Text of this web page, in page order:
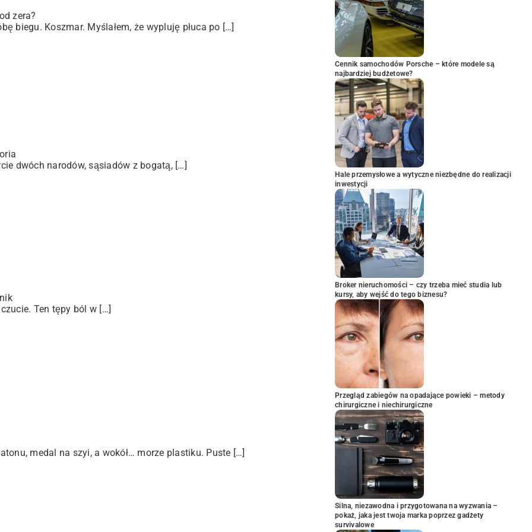
zera?
biegu. Koszmar. Myślałem, że wypluję płuca po […]
dwóch narodów, sąsiadów z bogatą, […]
Ten tępy ból w […]
medal na szyi, a wokół… morze plastiku. Puste […]
Cennik samochodów Porsche – które modele są
najbardziej budżetowe?
Hale przemysłowe a wytyczne niezbędne do realizacji
inwestycji
Broker nieruchomości – czy trzeba mieć studia lub
kursy, aby wejść do tego biznesu?
Przegląd zabiegów na opadające powieki – metody
chirurgiczne i niechirurgiczne
Silna, niezawodna i przygotowana na wyzwania –
pokaż, jaka jest twoja marka poprzez gadżety
survivalowe